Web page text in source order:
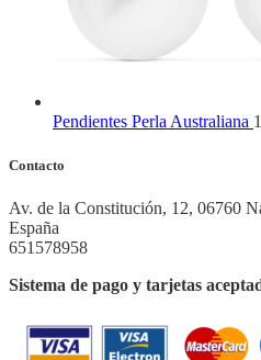
Pendientes Perla Australiana
Contacto
Av. de la Constitución, 12, 06760
España
651578958
Sistema de pago y tarjetas